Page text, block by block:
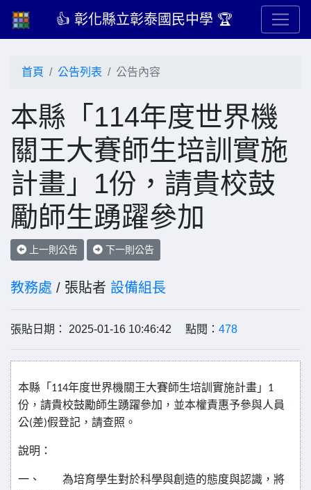
👍 彰化縣立彰泰國民中學 🏆
首頁 公告列表 公告內容
本縣「114年度世界機
關王大賽師生培訓實施
計畫」1份，請貴校鼓
勵師生踴躍參加
上一則公告 下一則公告
教務處 / 張貼者 設備組長
張貼日期： 2025-01-16 10:46:42 點閱： 478
本縣「 114年度世界機關王大賽師生培訓實施計畫」 1
份，請貴校鼓勵師生踴躍參加，並本權責惠予參與人員
公(差)假登記，請查照。
說明：
一、
為培育學生對於科學與創造的態度與認識，將